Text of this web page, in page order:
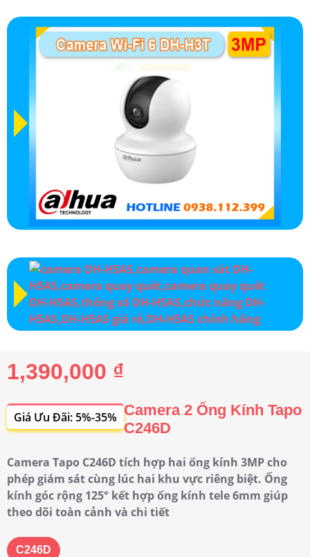
1,390,000 ₫
Giá Ưu Đãi: 5%-35% Camera 2 Ống Kính Tapo
C246D
Camera Tapo C246D tích hợp hai ống kính 3MP cho
phép giám sát cùng lúc hai khu vực riêng biệt. Ống
kính góc rộng 125° kết hợp ống kính tele 6mm giúp
theo dõi toàn cảnh và chi tiết
C246D